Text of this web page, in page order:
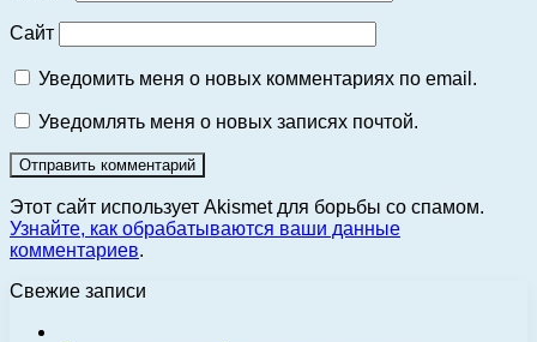
Сайт
Уведомить меня о новых комментариях по email.
Уведомлять меня о новых записях почтой.
Этот сайт использует Akismet для борьбы со спамом.
Узнайте, как обрабатываются ваши данные
комментариев.
Свежие записи